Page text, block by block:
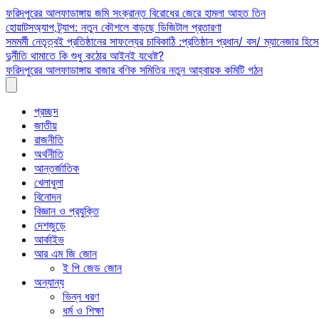
Skip
to
content
ফরিদপুরের আলফাডাঙ্গায় জমি সংক্রান্ত বিরোধের জেরে হামলা আহত তিন
হোয়াটসঅ্যাপ ট্র্যাপ: নতুন কৌশলে বাড়ছে ডিজিটাল প্রতারণা
সমমর্মী নেতৃত্বই প্রতিষ্ঠানের সাফল্যের চাবিকাঠি :প্রতিষ্ঠান প্রধান/ বস/ ম্যানেজার
দুর্নীতি থামাতে কি শুধু কঠোর আইনই যথেষ্ট?
ফরিদপুরের আলফাডাঙ্গায় বাজার বণিক সমিতির নতুন আহ্বায়ক কমিটি গঠন
প্রচ্ছদ
জাতীয়
রাজনীতি
অর্থনীতি
আন্তর্জাতিক
খেলাধুলা
বিনোদন
বিজ্ঞান ও প্রযুক্তি
দেশজুড়ে
আর্কাইভ
আর এম জি জোন
ই পি জেড জোন
অন্যান্য
ভিন্ন ধরণ
ধর্ম ও শিক্ষা